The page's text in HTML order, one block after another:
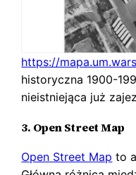
https://
historyczna 1900-
nieistniejąca już
3. Open Street Map
Open Street Map to